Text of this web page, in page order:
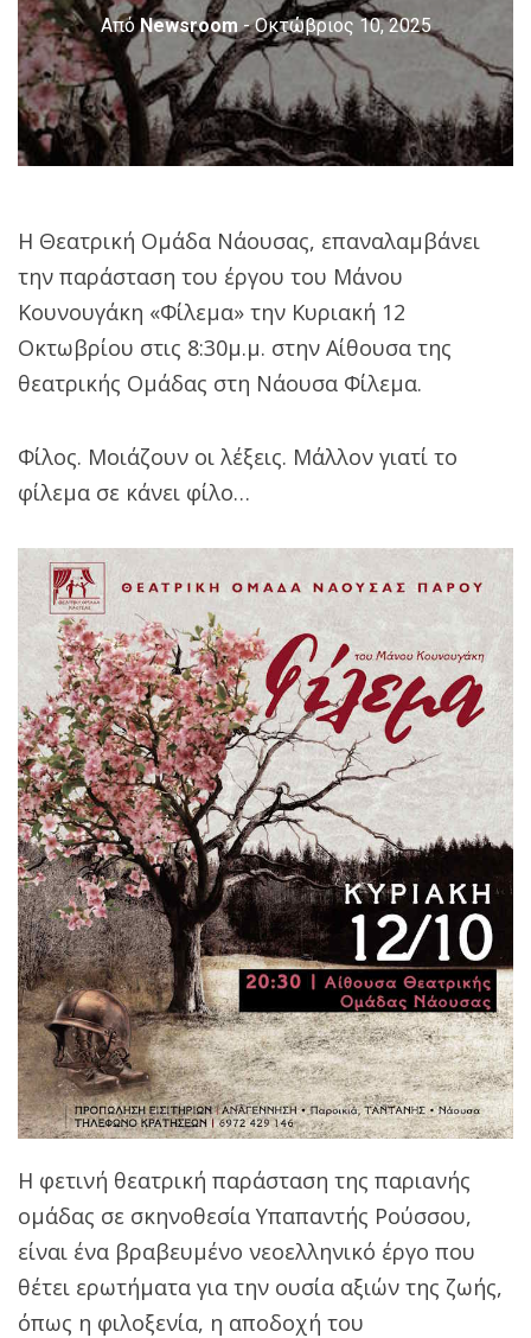
ΑπόNewsroom - Οκτώβριος 10, 2025
Η Θεατρική Ομάδα Νάουσας, επαναλαμβάνει
την παράσταση του έργου του Μάνου
Κουνουγάκη «Φίλεμα» την Κυριακή 12
Οκτωβρίου στις 8:30μ.μ. στην Αίθουσα της
θεατρικής Ομάδας στη Νάουσα Φίλεμα.
Φίλος. Μοιάζουν οι λέξεις. Μάλλον γιατί το
φίλεμα σε κάνει φίλο…
Η φετινή θεατρική παράσταση της παριανής
ομάδας σε σκηνοθεσία Υπαπαντής Ρούσσου,
είναι ένα βραβευμένο νεοελληνικό έργο που
θέτει ερωτήματα για την ουσία αξιών της ζωής,
όπως η φιλοξενία, η αποδοχή του